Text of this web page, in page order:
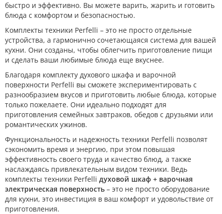
быстро и эффективно. Вы можете варить, жарить и готовить
блюда с комфортом и безопасностью.
Комплекты техники Perfelli – это не просто отдельные
устройства, а гармонично сочетающаяся система для вашей
кухни. Они созданы, чтобы облегчить приготовление пищи
и сделать ваши любимые блюда еще вкуснее.
Благодаря комплекту духового шкафа и варочной
поверхности Perfelli вы сможете экспериментировать с
разнообразием вкусов и приготовить любые блюда, которые
только пожелаете. Они идеально подходят для
приготовления семейных завтраков, обедов с друзьями или
романтических ужинов.
Функциональность и надежность техники Perfelli позволят
сэкономить время и энергию, при этом повышая
эффективность своего труда и качество блюд, а также
наслаждаясь привлекательным видом техники. Ведь
комплекты техники Perfelli духовой шкаф + варочная
электрическая поверхность – это не просто оборудование
для кухни, это инвестиция в ваш комфорт и удовольствие от
приготовления.